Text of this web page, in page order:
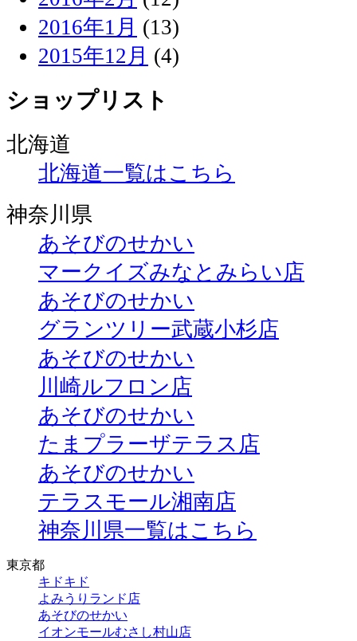
2016年1月 (13)
2015年12月 (4)
ショップリスト
北海道
北海道一覧はこちら
神奈川県
あそびのせかい
マークイズみなとみらい店
あそびのせかい
グランツリー武蔵小杉店
あそびのせかい
川崎ルフロン店
あそびのせかい
たまプラーザテラス店
あそびのせかい
テラスモール湘南店
神奈川県一覧はこちら
東京都
キドキド
よみうりランド店
あそびのせかい
イオンモールむさし村山店